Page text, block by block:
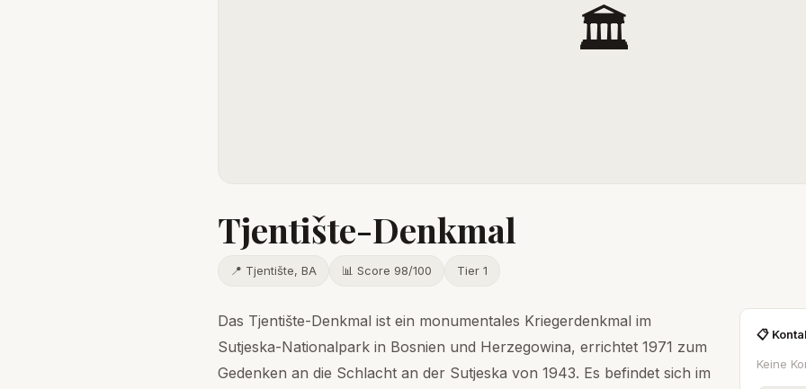
🏛️
Tjentište-Denkmal
📍 Tjentište, BA 📊 Score 98/100 Tier 1
Das Tjentište-Denkmal ist ein monumentales Kriegerdenkmal im
Sutjeska-Nationalpark in Bosnien und Herzegowina, errichtet 1971 zum
Gedenken an die Schlacht an der Sutjeska von 1943. Es befindet sich im
📋
Keine